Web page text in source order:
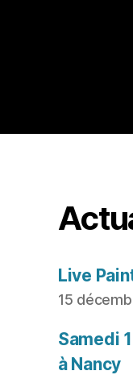
Live
15
Samedi
à Nancy